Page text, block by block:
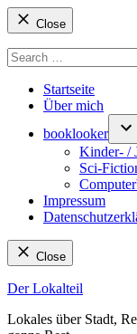
Close
for:
Startseite
Über mich
booklooker
Kinder- /
Sci-
Impressum
Close
Skip
content
Der Lokalteil
Lokales über Stadt,